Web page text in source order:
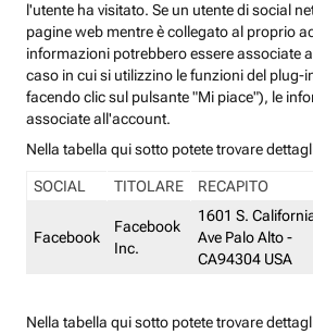
l'utente ha visitato. Se un utente di social
pagine web mentre è collegato al proprio
informazioni potrebbero essere associate
caso in cui si utilizzino le funzioni del plug-
facendo clic sul pulsante "Mi piace"), le
associate all'account.
Nella tabella qui sotto potete trovare
SOCIAL TITOLARE RECAPITO
Facebook
Facebook
Inc.
1601 S.
Ave Palo Alto -
CA94304 USA
Nella tabella qui sotto potete trovare